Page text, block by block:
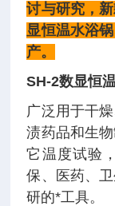
讨与研究，
显恒温水浴
产。
SH-2数显恒
广泛用于干
渍药品和生
它温度试验
保、医药、
研的*工具。